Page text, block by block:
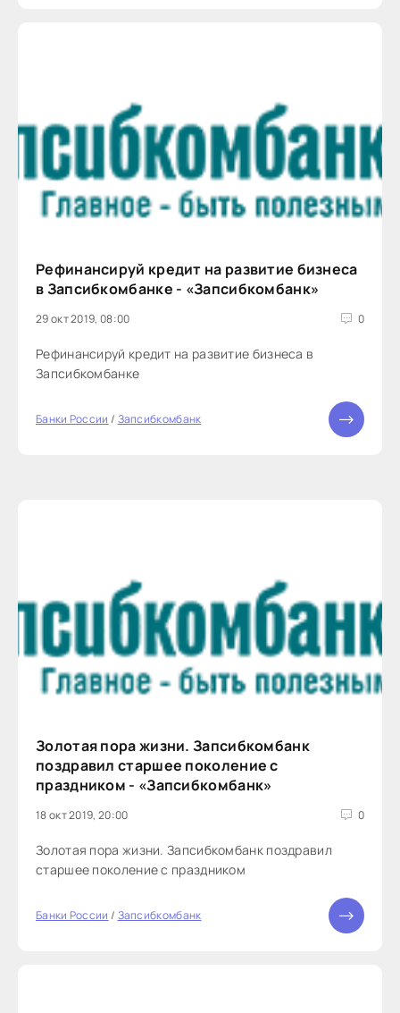
Рефинансируй кредит на развитие бизнеса
в Запсибкомбанке - «Запсибкомбанк»
29 окт 2019, 08:00 0
Рефинансируй кредит на развитие бизнеса в
Запсибкомбанке
Банки России / Запсибкомбанк
Золотая пора жизни. Запсибкомбанк
поздравил старшее поколение с
праздником - «Запсибкомбанк»
18 окт 2019, 20:00 0
Золотая пора жизни. Запсибкомбанк поздравил
старшее поколение с праздником
Банки России / Запсибкомбанк